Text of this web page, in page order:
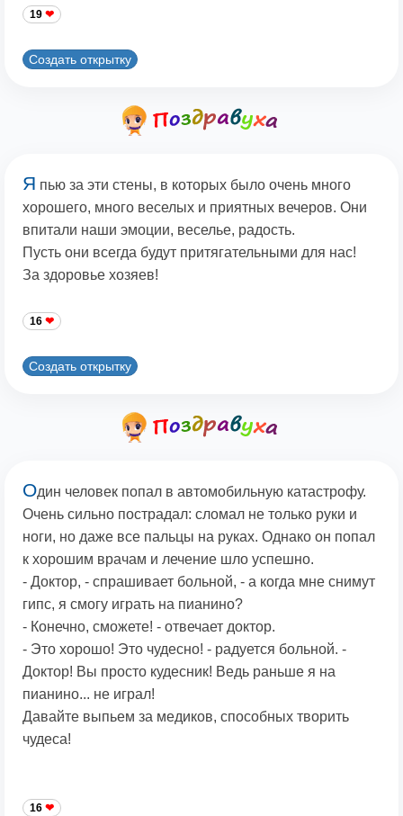
19
Создать открытку
Я пью за эти стены, в которых было очень много
хорошего, много веселых и приятных вечеров. Они
впитали наши эмоции, веселье, радость.
Пусть они всегда будут притягательными для нас!
За здоровье хозяев!
16
Создать открытку
Один человек попал в автомобильную катастрофу.
Очень сильно пострадал: сломал не только руки и
ноги, но даже все пальцы на руках. Однако он попал
к хорошим врачам и лечение шло успешно.
- Доктор, - спрашивает больной, - а когда мне снимут
гипс, я смогу играть на пианино?
- Конечно, сможете! - отвечает доктор.
- Это хорошо! Это чудесно! - радуется больной. -
Доктор! Вы просто кудесник! Ведь раньше я на
пианино... не играл!
Давайте выпьем за медиков, способных творить
чудеса!
16